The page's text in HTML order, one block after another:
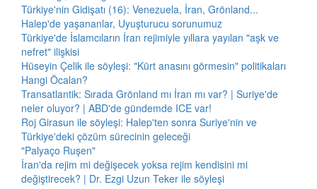
Türkiye'nin Gidişatı (16): Venezuela, İran, Grönland...
Halep'de yaşananlar, Uyuşturucu sorunumuz
Türkiye'de İslamcıların İran rejimiyle yıllara yayılan "aşk ve
nefret" ilişkisi
Hüseyin Çelik ile söyleşi: "Kürt anasını görmesin" politikaları
Hangi Öcalan?
Transatlantik: Sırada Grönland mı İran mı var? | Suriye'de
neler oluyor? | ABD'de gündemde ICE var!
Roj Girasun ile söyleşi: Halep'ten sonra Suriye'nin ve
Türkiye'deki çözüm sürecinin geleceği
"Palyaço Ruşen"
İran'da rejim mi değişecek yoksa rejim kendisini mi
değiştirecek? | Dr. Ezgi Uzun Teker ile söyleşi